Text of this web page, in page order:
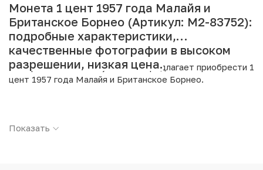
Монета 1 цент 1957 года Малайя и
Британское Борнео (Артикул: M2-83752):
подробные характеристики,
качественные фотографии в высоком
разрешении, низкая цена.
Интернет магазин «Нумизмат» предлагает приобрести 1
цент 1957 года Малайя и Британское Борнео.
Страна: Малайя и Британское Борнео
Показать